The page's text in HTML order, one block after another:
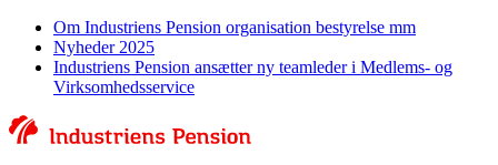
Om Industriens Pension organisation bestyrelse mm
Nyheder 2025
Industriens Pension ansætter ny teamleder i Medlems- og
Virksomhedsservice